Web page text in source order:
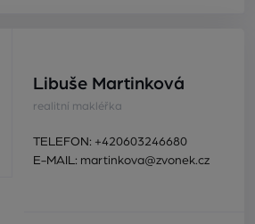
Libuše Martinková
realitní makléřka
TELEFON: +420603246680
E-MAIL: martinkova@zvonek.cz